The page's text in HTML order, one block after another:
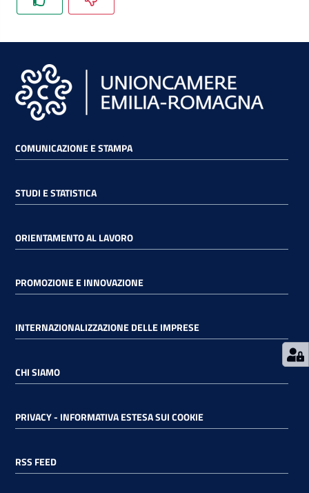
siamo
RSS
Seguici
COMUNICAZIONE E STAMPA
STUDI E STATISTICA
ORIENTAMENTO AL LAVORO
PROMOZIONE E INNOVAZIONE
INTERNAZIONALIZZAZIONE DELLE IMPRESE
CHI SIAMO
PRIVACY - INFORMATIVA ESTESA SUI COOKIE
RSS FEED